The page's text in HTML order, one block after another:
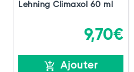
Lehning Climaxol 60 ml
9,70€
Ajouter